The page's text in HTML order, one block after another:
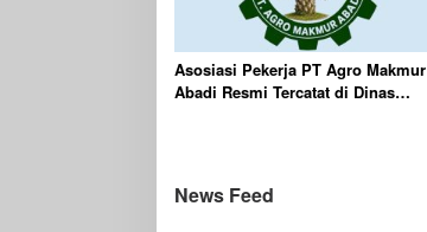
Asosiasi Pekerja PT Agro Makmur
Abadi Resmi Tercatat di Dinas
News Feed